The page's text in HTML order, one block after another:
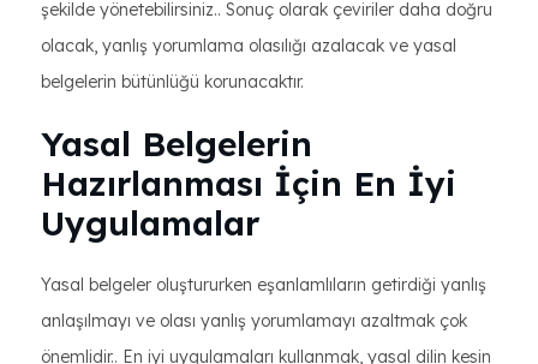
şekilde yönetebilirsiniz.. Sonuç olarak çeviriler daha doğru
olacak, yanlış yorumlama olasılığı azalacak ve yasal
belgelerin bütünlüğü korunacaktır.
Yasal Belgelerin
Hazırlanması İçin En İyi
Uygulamalar
Yasal belgeler oluştururken eşanlamlıların getirdiği yanlış
anlaşılmayı ve olası yanlış yorumlamayı azaltmak çok
önemlidir.. En iyi uygulamaları kullanmak, yasal dilin kesin